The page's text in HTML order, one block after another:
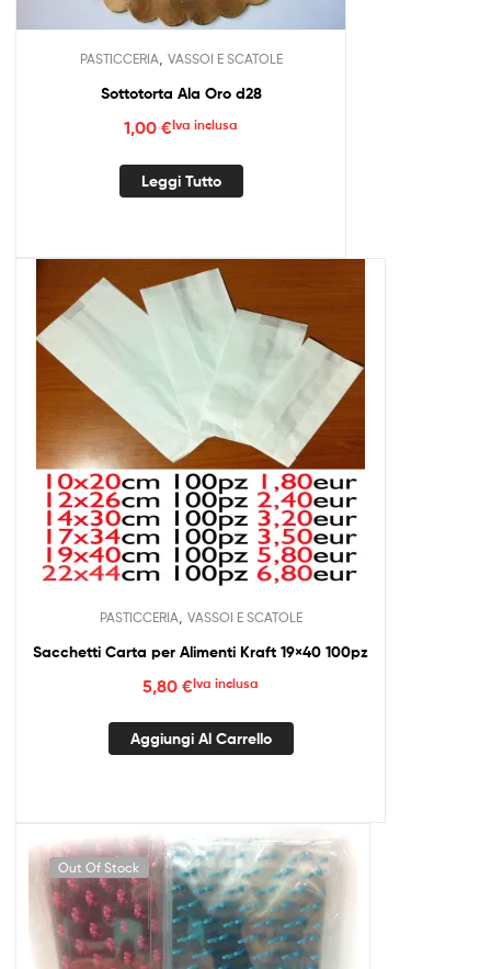
PASTICCERIA VASSOI E SCATOLE
Sottotorta Ala Oro d28
1,00 €Iva inclusa
Leggi Tutto
PASTICCERIA VASSOI E SCATOLE
Sacchetti Carta per Alimenti Kraft 19×40 100pz
5,80 €Iva inclusa
Aggiungi Al Carrello
Out Of Stock